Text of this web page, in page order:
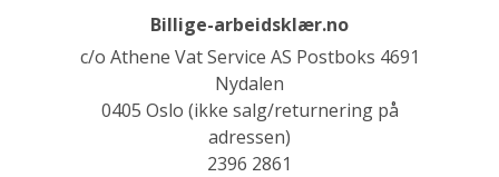
Billige-arbeidsklær.no
c/o Athene Vat Service AS Postboks 4691
Nydalen
0405 Oslo (ikke salg/returnering på
adressen)
2396 2861